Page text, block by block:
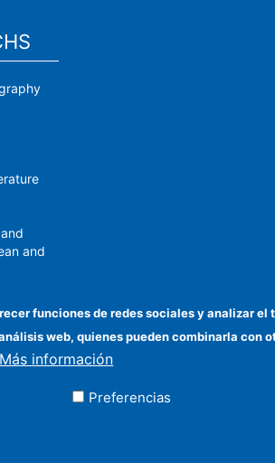
and
and
funciones de redes sociales y analizar
web, quienes pueden combinarla con
Más información
Preferencias